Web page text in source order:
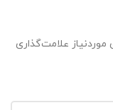
علامت‌گذاری